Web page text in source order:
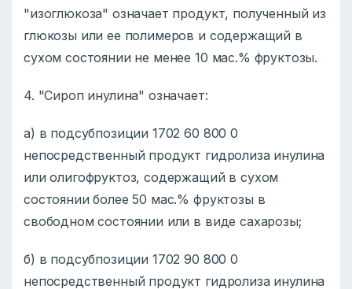
"изоглюкоза" означает продукт, полученный из
глюкозы или ее полимеров и содержащий в
сухом состоянии не менее 10 мас.% фруктозы.
4. "Сироп инулина" означает:
а) в подсубпозиции 1702 60 800 0
непосредственный продукт гидролиза инулина
или олигофруктоз, содержащий в сухом
состоянии более 50 мас.% фруктозы в
свободном состоянии или в виде сахарозы;
б) в подсубпозиции 1702 90 800 0
непосредственный пpодукт гидpолиза инулина